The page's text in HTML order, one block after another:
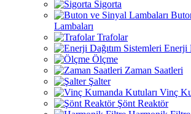
Sigorta
Lambaları
Trafolar
Enerji
Ölçme
Zaman Saatleri
Şalter
Vinç
Şönt Reaktör